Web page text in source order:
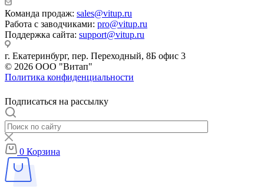
Команда продаж: sales@vitup.ru
Работа с заводчиками: pro@vitup.ru
Поддержка сайта: support@vitup.ru
г. Екатеринбург, пер. Переходный, 8Б офис 3
© 2026 ООО "Витап"
Политика конфиденциальности
Подписаться на рассылку
0 Корзина